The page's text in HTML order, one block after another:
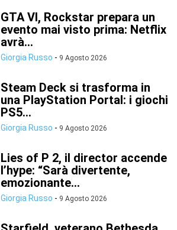
GTA VI, Rockstar prepara un
evento mai visto prima: Netflix
avrà...
Giorgia Russo - 9 Agosto 2026
Steam Deck si trasforma in
una PlayStation Portal: i giochi
PS5...
Giorgia Russo - 9 Agosto 2026
Lies of P 2, il director accende
l’hype: “Sarà divertente,
emozionante...
Giorgia Russo - 9 Agosto 2026